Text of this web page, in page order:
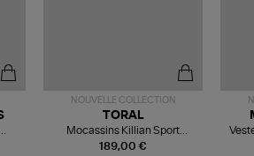
NOUVELLE COLLECTION
189,00 €
TORAL
Mocassins Killian Sport
Mousse